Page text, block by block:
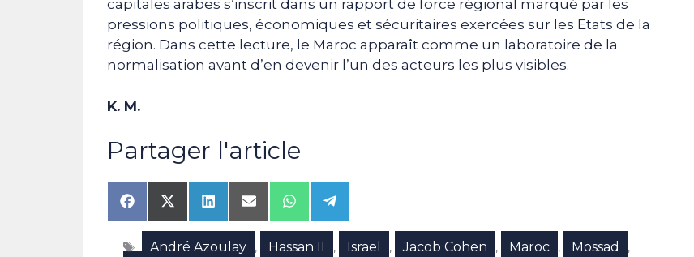
capitales arabes s’inscrit dans un rapport de force régional marqué par les
pressions politiques, économiques et sécuritaires exercées sur les Etats de la
région. Dans cette lecture, le Maroc apparaît comme un laboratoire de la
normalisation avant d’en devenir l’un des acteurs les plus visibles.
K. M.
Partager l'article
Share
on
Facebook
Share
on
X
(Twitter)
Share
on
LinkedIn
Share
on
Email
Share
on
WhatsApp
Share
on
Telegram
Étiquettes
André Azoulay , Hassan II , Israël , Jacob Cohen , Maroc , Mossad ,